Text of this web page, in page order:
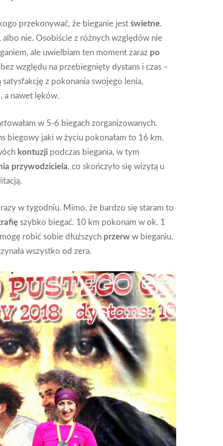
przekonywać, że bieganie jestświetne.
nie. Osobiście z różnych względów nie
ale uwielbiam ten moment zaraz po
względu na przebiegnięty dystans i czas –
z pokonania swojego lenia,
a nawet lęków.
w 5-6 biegach zorganizowanych.
biegowy jaki w życiu pokonałam to 16 km.
kontuzji podczas biegania, w tym
przywodziciela, co skończyło się wizytą u
w tygodniu. Mimo, że bardzo się staram to
szybko biegać. 10 km pokonam w ok. 1
robić sobie dłuższych przerw w bieganiu.
wszystko od zera.